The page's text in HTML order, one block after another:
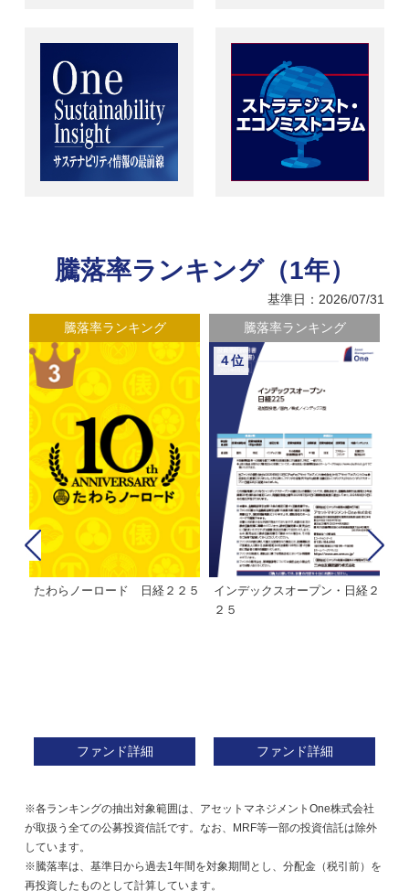
騰落率ランキング（1年）
基準日：2026/07/31
騰落率ランキング
たわらノーロード 日経２２５
ファンド詳細
騰落率ランキング
４位
インデックスオープン・日経２
２５
ファンド詳細
※各ランキングの抽出対象範囲は、アセットマネジメントOne株式会社
が取扱う全ての公募投資信託です。なお、MRF等一部の投資信託は除外
しています。
※騰落率は、基準日から過去1年間を対象期間とし、分配金（税引前）を
再投資したものとして計算しています。